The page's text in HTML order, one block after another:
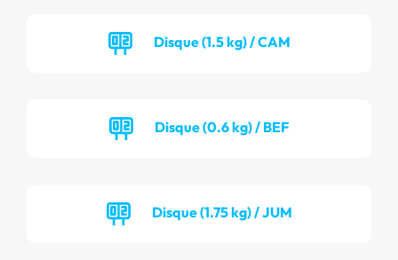
Disque (1.5 kg) / CAM
Disque (0.6 kg) / BEF
Disque (1.75 kg) / JUM